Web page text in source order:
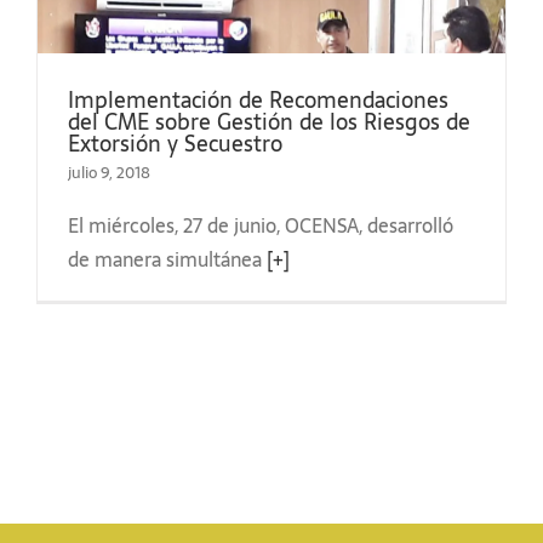
Implementación de Recomendaciones
del CME sobre Gestión de los Riesgos de
Extorsión y Secuestro
julio 9, 2018
El miércoles, 27 de junio, OCENSA, desarrolló
de manera simultánea[+]